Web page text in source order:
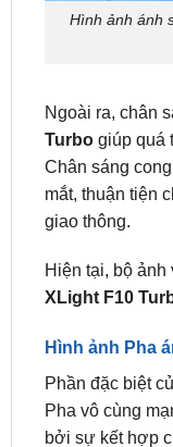
Ngoài ra, chân
Chân sáng
mắt, thuận tiện
giao thông.
Hiện tại, bộ ảnh
Hình ảnh Pha
Pha vô cùng
bởi sự kết hợp
sáng Pha
khoảng 3 lần